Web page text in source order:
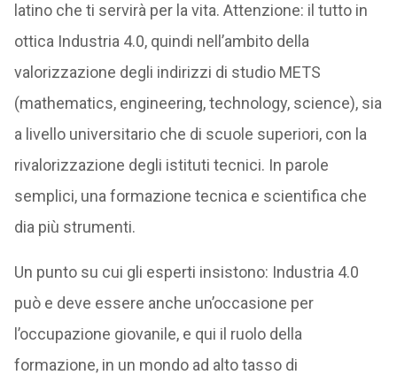
latino che ti servirà per la vita. Attenzione: il tutto in
ottica Industria 4.0, quindi nell’ambito della
valorizzazione degli indirizzi di studio METS
(mathematics, engineering, technology, science), sia
a livello universitario che di scuole superiori, con la
rivalorizzazione degli istituti tecnici. In parole
semplici, una formazione tecnica e scientifica che
dia più strumenti.
Un punto su cui gli esperti insistono: Industria 4.0
può e deve essere anche un’occasione per
l’occupazione giovanile, e qui il ruolo della
formazione, in un mondo ad alto tasso di